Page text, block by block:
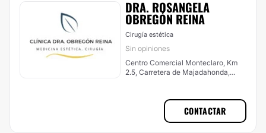
DRA. ROSANGELA
OBREGÓN REINA
Cirugía estética
Sin opiniones
Centro Comercial Monteclaro, Km
2.5, Carretera de Majadahonda,
CONTACTAR